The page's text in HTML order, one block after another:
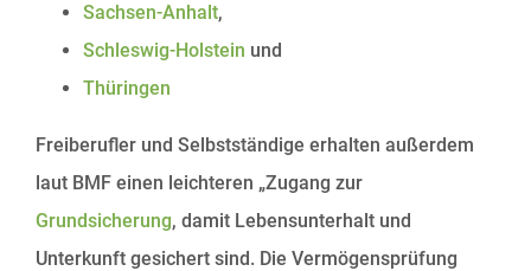
Sachsen-Anhalt,
Schleswig-Holstein und
Thüringen
Freiberufler und Selbstständige erhalten außerdem
laut BMF einen leichteren „Zugang zur
Grundsicherung, damit Lebensunterhalt und
Unterkunft gesichert sind. Die Vermögensprüfung